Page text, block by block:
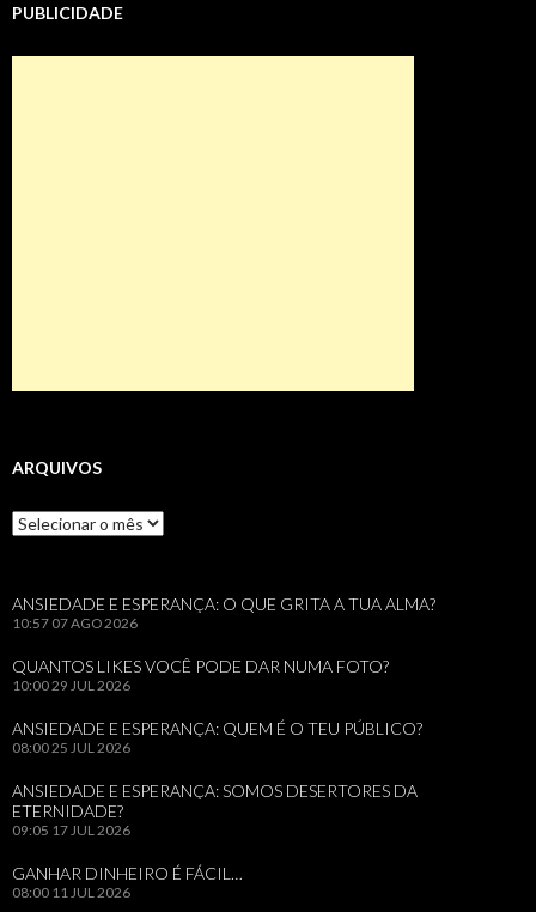
PUBLICIDADE
ARQUIVOS
Arquivos
ANSIEDADE E ESPERANÇA: O QUE GRITA A TUA ALMA?
10:57 07 AGO 2026
QUANTOS LIKES VOCÊ PODE DAR NUMA FOTO?
10:0029 JUL 2026
ANSIEDADE E ESPERANÇA: QUEM É O TEU PÚBLICO?
08:0025 JUL 2026
ANSIEDADE E ESPERANÇA: SOMOS DESERTORES DA
ETERNIDADE?
09:05 17 JUL 2026
GANHAR DINHEIRO É FÁCIL…
08:00 11 JUL 2026